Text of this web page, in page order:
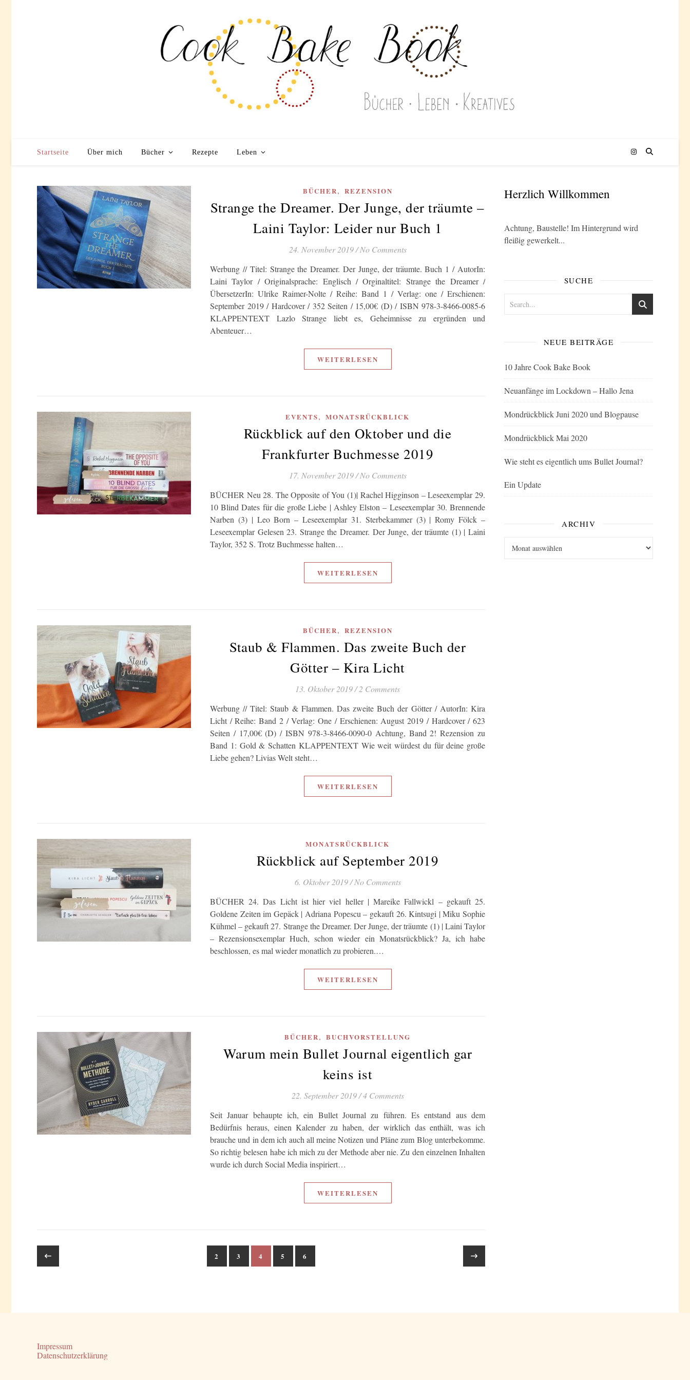
Startseite Über mich Bücher Rezepte Leben
BÜCHER , REZENSION
Strange the Dreamer. Der Junge, der träumte –
Laini Taylor: Leider nur Buch 1
24. November 2019 / No Comments
Werbung // Titel: Strange the Dreamer. Der Junge, der träumte. Buch 1 / AutorIn:
Laini Taylor / Originalsprache: Englisch / Orginaltitel: Strange the Dreamer /
ÜbersetzerIn: Ulrike Raimer-Nolte / Reihe: Band 1 / Verlag: one / Erschienen:
September 2019 / Hardcover / 352 Seiten / 15,00€ (D) / ISBN 978-3-8466-0085-6
KLAPPENTEXT Lazlo Strange liebt es, Geheimnisse zu ergründen und
Abenteuer…
WEITERLESEN
EVENTS, MONATSRÜCKBLICK
Rückblick auf den Oktober und die
Frankfurter Buchmesse 2019
17. November 2019 / No Comments
BÜCHER Neu 28. The Opposite of You (1)| Rachel Higginson – Leseexemplar 29.
10 Blind Dates für die große Liebe | Ashley Elston – Leseexemplar 30. Brennende
Narben (3) | Leo Born – Leseexemplar 31. Sterbekammer (3) | Romy Fölck –
Leseexemplar Gelesen 23. Strange the Dreamer. Der Junge, der träumte (1) | Laini
Taylor, 352 S. Trotz Buchmesse halten…
WEITERLESEN
BÜCHER , REZENSION
Staub & Flammen. Das zweite Buch der
Götter – Kira Licht
13. Oktober 2019/ 2 Comments
Werbung // Titel: Staub & Flammen. Das zweite Buch der Götter / AutorIn: Kira
Licht / Reihe: Band 2 / Verlag: One / Erschienen: August 2019 / Hardcover / 623
Seiten / 17,00€ (D) / ISBN 978-3-8466-0090-0 Achtung, Band 2! Rezension zu
Band 1: Gold & Schatten KLAPPENTEXT Wie weit würdest du für deine große
Liebe gehen? Livias Welt steht…
WEITERLESEN
MONATSRÜCKBLICK
Rückblick auf September 2019
6. Oktober 2019 / No Comments
BÜCHER 24. Das Licht ist hier viel heller | Mareike Fallwickl – gekauft 25.
Goldene Zeiten im Gepäck | Adriana Popescu – gekauft 26. Kintsugi | Miku Sophie
Kühmel – gekauft 27. Strange the Dreamer. Der Junge, der träumte (1) | Laini Taylor
– Rezensionsexemplar Huch, schon wieder ein Monatsrückblick? Ja, ich habe
beschlossen, es mal wieder monatlich zu probieren.…
WEITERLESEN
BÜCHER , BUCHVORSTELLUNG
Warum mein Bullet Journal eigentlich gar
keins ist
22. September 2019 / 4 Comments
Seit Januar behaupte ich, ein Bullet Journal zu führen. Es entstand aus dem
Bedürfnis heraus, einen Kalender zu haben, der wirklich das enthält, was ich
brauche und in dem ich auch all meine Notizen und Pläne zum Blog unterbekomme.
So richtig belesen habe ich mich zu der Methode aber nie. Zu den einzelnen Inhalten
wurde ich durch Social Media inspiriert…
WEITERLESEN
2 3 4 5 6
Herzlich Willkommen
Achtung, Baustelle! Im Hintergrund wird
fleißig gewerkelt...
SUCHE
NEUE BEITRÄGE
10 Jahre Cook Bake Book
Neuanfänge im Lockdown – Hallo Jena
Mondrückblick Juni 2020 und Blogpause
Mondrückblick Mai 2020
Wie steht es eigentlich ums Bullet Journal?
Ein Update
ARCHIV
Impressum
Datenschutzerklärung